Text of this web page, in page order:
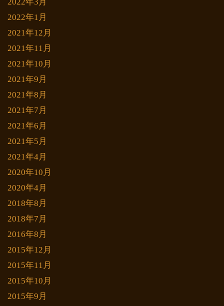
2022年1月
2021年12月
2021年11月
2021年10月
2021年9月
2021年8月
2021年7月
2021年6月
2021年5月
2021年4月
2020年10月
2020年4月
2018年8月
2018年7月
2016年8月
2015年12月
2015年11月
2015年10月
2015年9月